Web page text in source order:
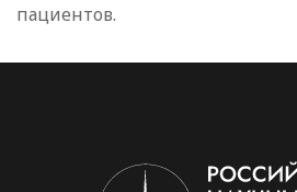
пациентов.